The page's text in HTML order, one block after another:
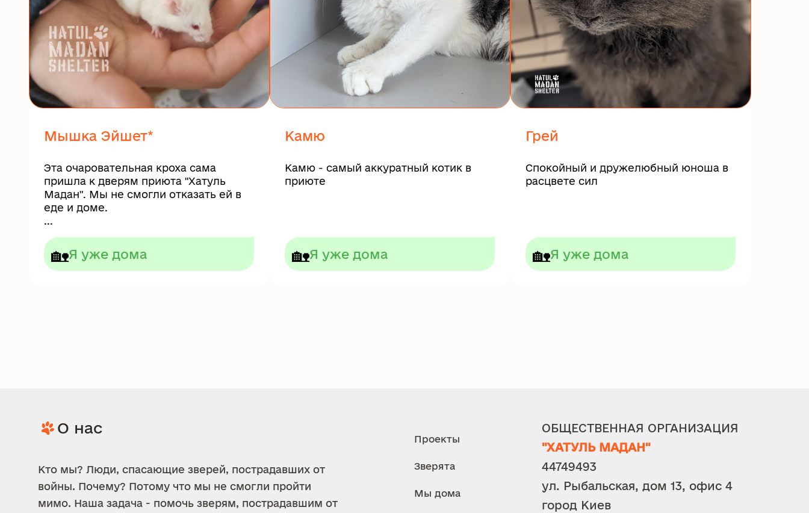
Мышка Эйшет*
Эта очаровательная кроха сама
пришла к дверям приюта "Хатуль
Мадан". Мы не смогли отказать ей в
еде и доме.
...
🏡Я уже дома
Камю
Камю - самый аккуратный котик в
приюте
🏡Я уже дома
Грей
Спокойный и дружелюбный юноша в
расцвете сил
🏡Я уже дома
О нас
Кто мы? Люди, спасающие зверей, пострадавших от
войны. Почему? Потому что мы не смогли пройти
мимо. Наша задача - помочь зверям, пострадавшим от
Проекты
Зверята
Мы дома
ОБЩЕСТВЕННАЯ ОРГАНИЗАЦИЯ
"ХАТУЛЬ МАДАН"
44749493
ул. Рыбальская, дом 13, офис 4
город Киев